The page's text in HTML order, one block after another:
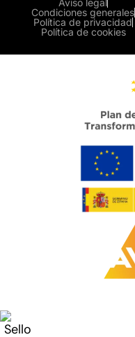
Aviso legal
Condiciones generales
Política de privacidad
Política de cookies